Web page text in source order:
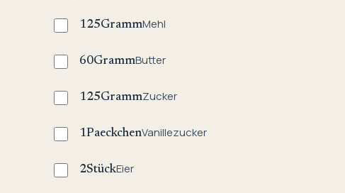
125GrammMehl
60GrammButter
125GrammZucker
1PaeckchenVanillezucker
2StückEier